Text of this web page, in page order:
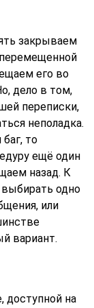
закрываем
его во
дело в том,
переписки,
неполадка.
то
ещё один
назад. К
одно
или
вариант.
доступной на